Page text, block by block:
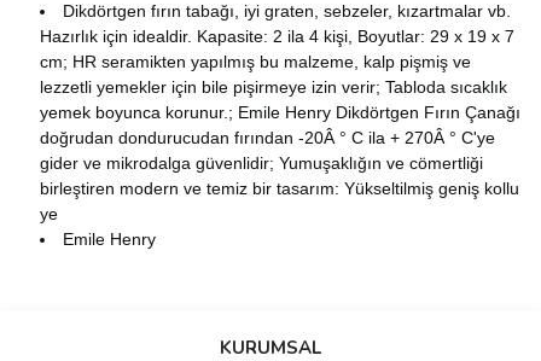
Dikdörtgen fırın tabağı, iyi graten, sebzeler, kızartmalar vb.
Hazırlık için idealdir. Kapasite: 2 ila 4 kişi, Boyutlar: 29 x 19 x 7
cm; HR seramikten yapılmış bu malzeme, kalp pişmiş ve
lezzetli yemekler için bile pişirmeye izin verir; Tabloda sıcaklık
yemek boyunca korunur.; Emile Henry Dikdörtgen Fırın Çanağı
doğrudan dondurucudan fırından -20Â ° C ila + 270Â ° C'ye
gider ve mikrodalga güvenlidir; Yumuşaklığın ve cömertliği
birleştiren modern ve temiz bir tasarım: Yükseltilmiş geniş kollu
ye
Emile Henry
Bu ürüne ilk yorumu siz yapın!
KURUMSAL